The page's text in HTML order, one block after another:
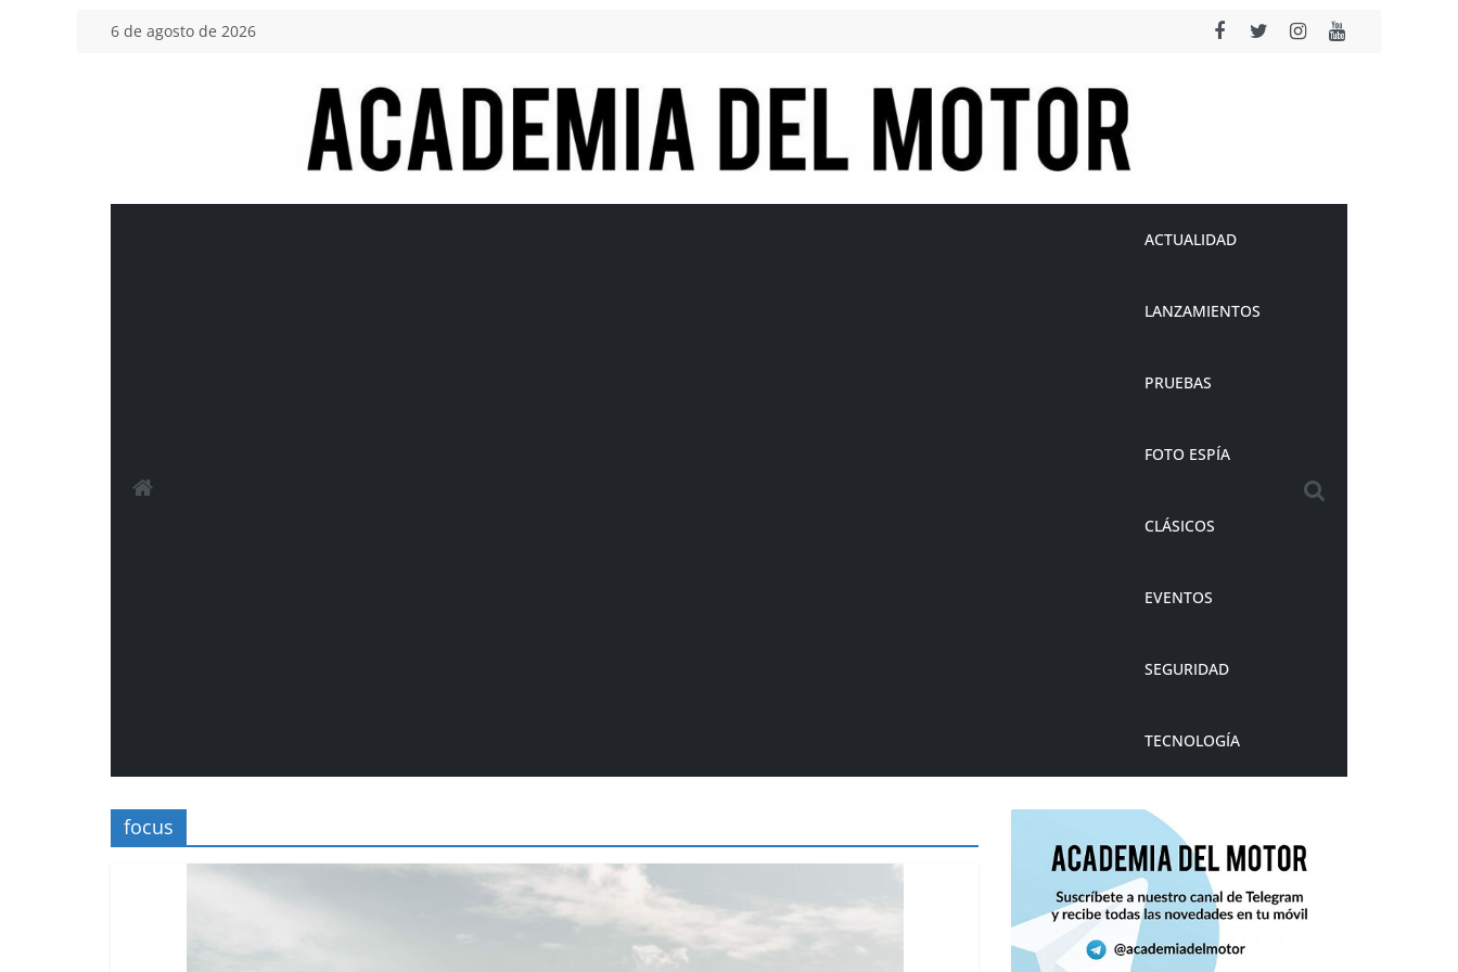
Saltar6 de agosto de 2026
Academia
del
ACTUALIDAD
LANZAMIENTOS
PRUEBAS
FOTO ESPÍA
CLÁSICOS
EVENTOS
SEGURIDAD
TECNOLOGÍA
focus